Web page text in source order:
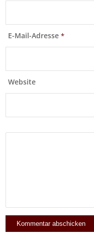
E-Mail-Adresse*
Website